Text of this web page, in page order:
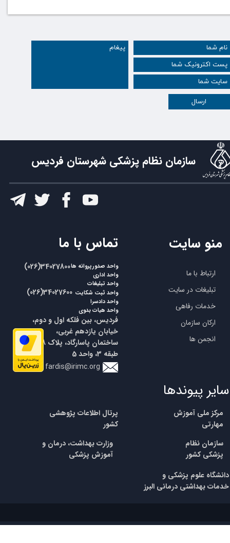
ارسال
سازمان نظام پزشکی شهرستان فردیس
ارتباط با ما
تبلیغات در سایت
خدمات رفاهی
ارکان سازمان
انجمن ها
منو سایت ​تماس با ما
​​(026)34027800
fardis@irimc.org
​​(026)34027600
واحد صدورپروانه ها
واحد اداری
واحد تبلیغات
واحد ثبت شکایت
واحد دادسرا
واحد هیات بدوی
فردیس، بین فلکه اول و دوم،
خیابان یازدهم غربی،
طبقه 3، واحد 5
سایر پیوندها
پرتال اطلاعات پژوهشی
کشور
مرکز ملی آموزش
مهارتی
​سازمان نظام
پزشکیکشور
وزارت بهداشت، درمان و
آموزش پزشکی
​​دانشگاه علوم پزشکی و
خدمات بهداشتی درمانی البرز